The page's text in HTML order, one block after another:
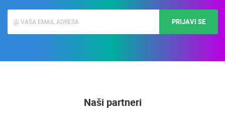
PRIJAVI SE
Naši partneri